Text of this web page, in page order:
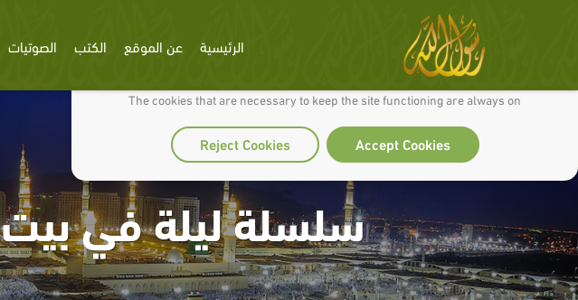
We use cookies to make our site work well for you and so we can continually improve it.
The cookies that are necessary to keep the site functioning are always on
Accept Cookies
Reject Cookies
الرئيسية عن الموقع الكتب الصوتيات
سلسلة ليلة في